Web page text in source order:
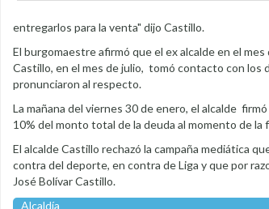
entregarlos para la venta" dijo Castillo.
El burgomaestre afirmó que el ex alcalde en el
Castillo, en el mes de julio, tomó contacto con los
pronunciaron al respecto.
La mañana del viernes 30 de enero, el alcalde
10% del monto total de la deuda al momento de
El alcalde Castillo rechazó la campaña mediática
contra del deporte, en contra de Liga y que por
José Bolívar Castillo.
Alcaldía